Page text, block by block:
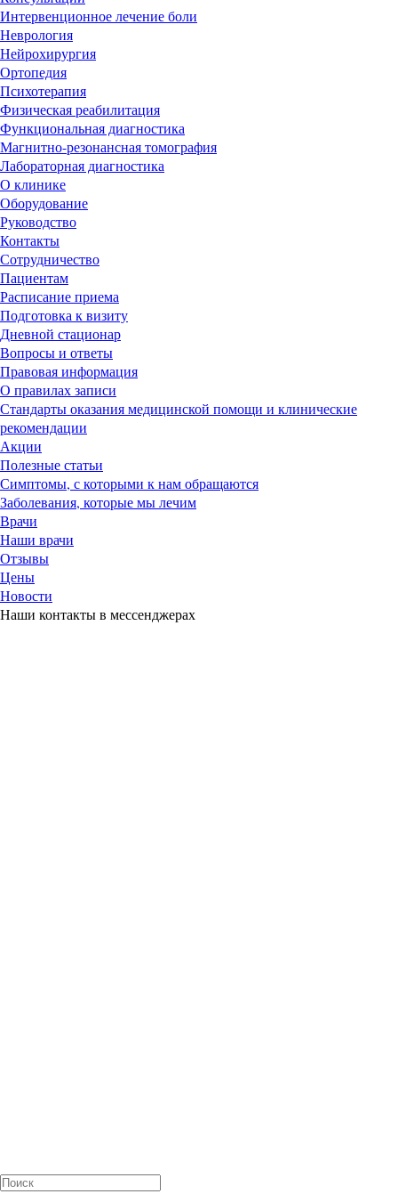
Интервенционное лечение боли
Неврология
Нейрохирургия
Ортопедия
Психотерапия
Физическая реабилитация
Функциональная диагностика
Магнитно-резонансная томография
Лабораторная диагностика
О клинике
Оборудование
Руководство
Контакты
Сотрудничество
Пациентам
Расписание приема
Подготовка к визиту
Дневной стационар
Вопросы и ответы
Правовая информация
О правилах записи
Стандарты оказания медицинской помощи и клинические
рекомендации
Акции
Полезные статьи
Симптомы, с которыми к нам обращаются
Заболевания, которые мы лечим
Врачи
Наши врачи
Отзывы
Цены
Новости
Наши контакты в мессенджерах